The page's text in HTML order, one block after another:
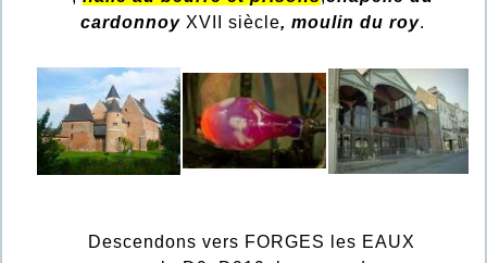
cardonnoy XVII siècle, moulin du roy.
Descendons vers FORGES les EAUX